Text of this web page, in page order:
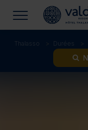
Thalasso Durées